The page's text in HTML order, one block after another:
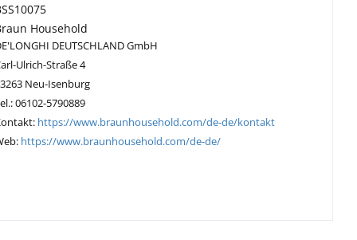
Household
DEUTSCHLAND GmbH
Ulrich-Straße 4
Neu-Isenburg
06102-5790889
https://www.braunhousehold.com/de-de/kontakt
https://www.braunhousehold.com/de-de/